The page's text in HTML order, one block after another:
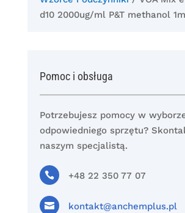
d10 2000ug/ml P&T methanol
Pomoc i obsługa
Potrzebujesz pomocy w
odpowiedniego sprzętu?
naszym specjalistą.
 +48 22 350 77 07
 kontakt@anchemplus.pl